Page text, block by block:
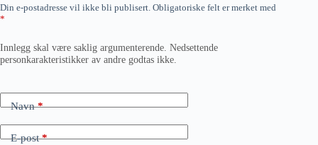
Din e-postadresse vil ikke bli publisert. Obligatoriske felt er merket med
*
Innlegg skal være saklig argumenterende. Nedsettende
personkarakteristikker av andre godtas ikke.
Navn*
E-post*